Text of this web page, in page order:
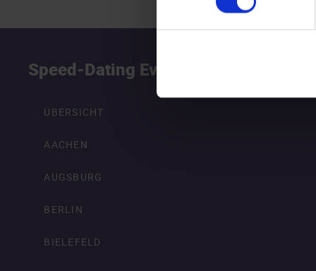
Speed-Dating Events
ÜBERSICHT
AACHEN
AUGSBURG
BERLIN
BIELEFELD